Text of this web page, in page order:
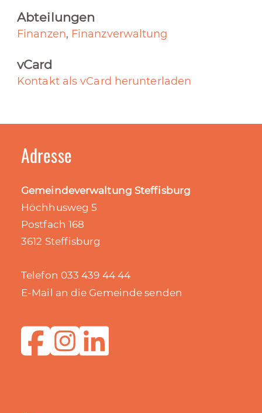
Abteilungen
Finanzen, Finanzverwaltung
vCard
Kontakt als vCard herunterladen
Adresse
Gemeindeverwaltung Steffisburg
Höchhusweg 5
Postfach 168
3612 Steffisburg
Telefon 033 439 44 44
E-Mail an die Gemeinde senden